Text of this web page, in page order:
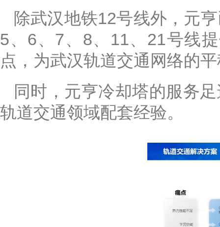
除武汉地铁12号线外，元
5、6、7、8、11、21号线
点，为武汉轨道交通网络的
同时，元亨冷却塔的服务
轨道交通领域配套经验。